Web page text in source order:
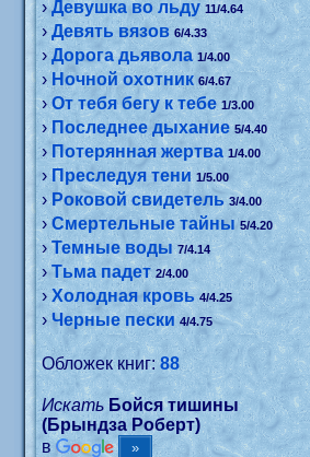
›Девушка во льду 11/4.64
›Девять вязов 6/4.33
›Дорога дьявола 1/4.00
› Ночной охотник 6/4.67
›От тебя бегу к тебе 1/3.00
›Последнее дыхание 5/4.40
› Потерянная жертва 1/4.00
›Преследуя тени 1/5.00
›Роковой свидетель 3/4.00
›Смертельные тайны 5/4.20
›Темные воды 7/4.14
›Тьма падет 2/4.00
›Холодная кровь 4/4.25
›Черные пески 4/4.75
Обложек книг:88
Искать Бойся тишины
(Брындза Роберт)
в